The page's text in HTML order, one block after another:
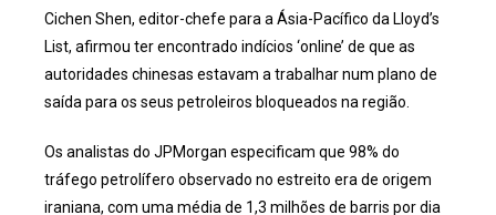
Cichen Shen, editor-chefe para a Ásia-Pacífico da Lloyd’s
List, afirmou ter encontrado indícios ‘online’ de que as
autoridades chinesas estavam a trabalhar num plano de
saída para os seus petroleiros bloqueados na região.
Os analistas do JPMorgan especificam que 98% do
tráfego petrolífero observado no estreito era de origem
iraniana, com uma média de 1,3 milhões de barris por dia